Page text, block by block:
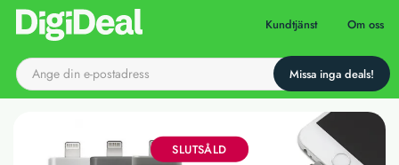
Till startsidan Kundtjänst Om oss
SLUTSÅLD